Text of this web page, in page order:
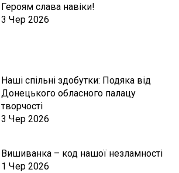
Героям слава навіки!
3 Чер 2026
Наші спільні здобутки: Подяка від
Донецького обласного палацу
творчості
3 Чер 2026
Вишиванка – код нашої незламності
1 Чер 2026